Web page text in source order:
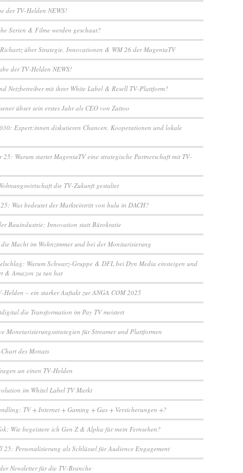
der TV-Helden NEWS!
Serien & Filme werden geschaut?
über Strategie, Innovationen & WM 26 der MagentaTV
der TV-Helden NEWS!
Netzbetreiber mit ihrer White Label & Resell TV-Plattform?
übser sein erstes Jahr als CEO von Zattoo
Expert:innen diskutieren Chancen, Kooperationen und lokale
25: Warum startet MagentaTV eine strategische Partnerschaft mit TV-
die TV-Zukunft gestaltet
Was bedeutet der Markteintritt von hulu in DACH?
Bauindustrie: Innovation statt Bürokratie
Macht im Wohnzimmer und bei der Monitarisierung
Warum Schwarz-Gruppe & DFL bei Dyn Media einsteigen und
& Amazon zu tun hat
Helden – ein starker Auftakt zur ANGA COM 2025
die Transformation im Pay TV meistert
Monetarisierungsstrategien für Streamer und Plattformen
des Monats
an einen TV-Helden
im Whitel Label TV Markt
TV + Internet + Gaming + Gas + Versicherungen +?
Wie begeistere ich Gen Z & Alpha für mein Fernsehen?
25: Personalisierung als Schlüssel für Audience Engagement
Newsletter für die TV-Branche